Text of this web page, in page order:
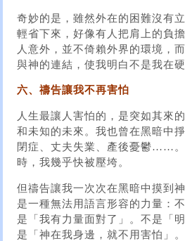
奇妙的是，雖然外在的困難沒有
輕省下來，好像有人把肩上的負
人意外，並不倚賴外界的環境，
與神的連結，使我明白不是我在
六、禱告讓我不再害怕
人生最讓人害怕的，是突如其來
和未知的未來。我也曾在黑暗中
閉症、丈夫失業、產後憂鬱……
時，我幾乎快被壓垮。
但禱告讓我一次次在黑暗中摸到
是一種無法用語言形容的力量：
是「我有力量面對了」。不是「
是「神在我身邊，就不用害怕」